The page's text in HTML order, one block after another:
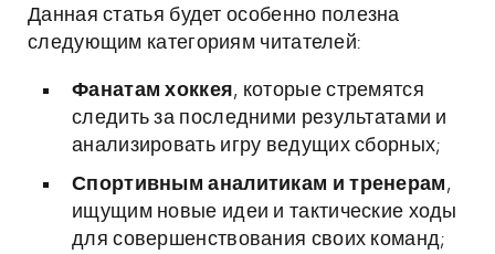
Данная статья будет особенно полезна
следующим категориям читателей:
Фанатам хоккея, которые стремятся
следить за последними результатами и
анализировать игру ведущих сборных;
Спортивным аналитикам и тренерам,
ищущим новые идеи и тактические ходы
для совершенствования своих команд;